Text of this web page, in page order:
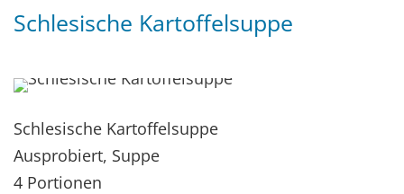
Schlesische Kartoffelsuppe
Schlesische Kartoffelsuppe
Ausprobiert, Suppe
4 Portionen